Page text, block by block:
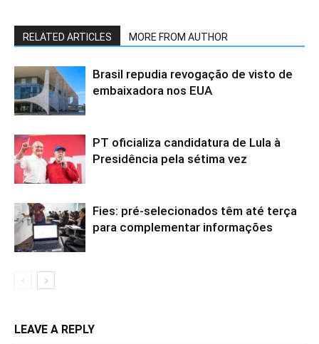
RELATED ARTICLES MORE FROM AUTHOR
Brasil repudia revogação de visto de
embaixadora nos EUA
PT oficializa candidatura de Lula à
Presidência pela sétima vez
Fies: pré-selecionados têm até terça
para complementar informações
LEAVE A REPLY